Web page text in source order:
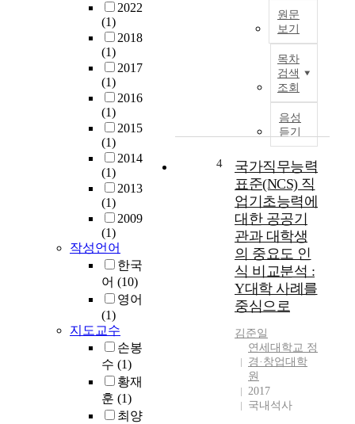
2022
(1)
2018
(1)
2017
(1)
2016
(1)
2015
(1)
2014
(1)
2013
(1)
2009
(1)
작성언어
한국
어 (10)
영어
(1)
지도교수
손봉
수 (1)
황재
훈 (1)
최양
원문
보기
목차
검색
조회
음성
듣기
4
국가직무능력
표준(NCS) 직
업기초능력에
대한 공공기
관과 대학생
의 중요도 인
식 비교분석 :
Y대학 사례를
중심으로
김준일
연세대학교 정
경·창업대학
원
2017
국내석사